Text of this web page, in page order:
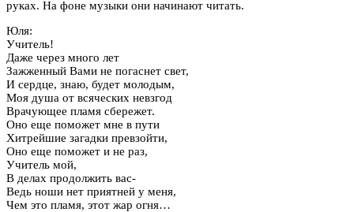
руках. На фоне музыки они начинают читать.
Юля:
Учитель!
Даже через много лет
Зажженный Вами не погаснет свет,
И сердце, знаю, будет молодым,
Моя душа от всяческих невзгод
Врачующее пламя сбережет.
Оно еще поможет мне в пути
Хитрейшие загадки превзойти,
Оно еще поможет и не раз,
Учитель мой,
В делах продолжить вас-
Ведь ноши нет приятней у меня,
Чем это пламя, этот жар огня…